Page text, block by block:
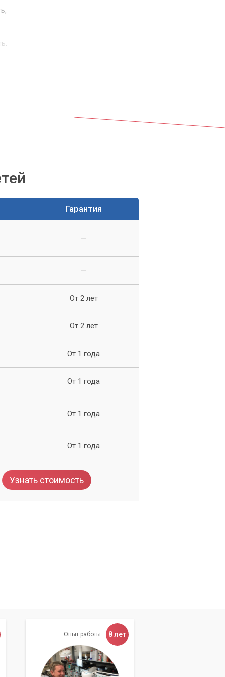
к
Гарантия
—
—
От 2 лет
От 2 лет
От 1 года
От 1 года
От 1 года
От 1 года
Узнать стоимость
Опыт работы 8 лет